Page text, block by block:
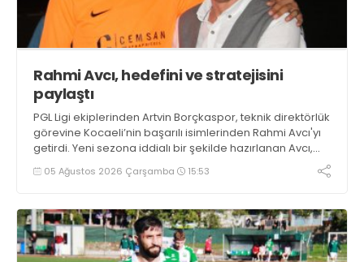
Rahmi Avcı, hedefini ve stratejisini
paylaştı
PGL Ligi ekiplerinden Artvin Borçkaspor, teknik direktörlük
görevine Kocaeli’nin başarılı isimlerinden Rahmi Avcı'yı
getirdi. Yeni sezona iddialı bir şekilde hazırlanan Avcı,
duygularını aktardı.
05 Ağustos 2026 Çarşamba 15:53